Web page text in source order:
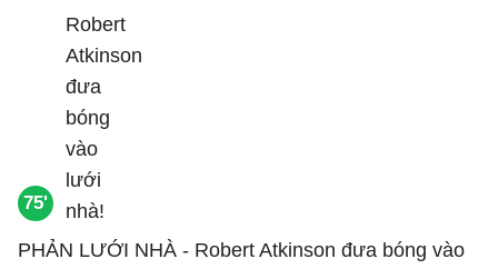
75'
PHẢN LƯỚI NHÀ - Robert Atkinson đưa bóng vào